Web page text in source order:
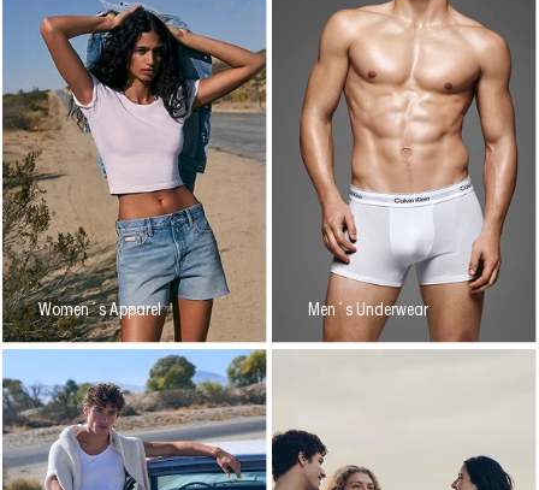
Women´s Apparel Men´s Underwear